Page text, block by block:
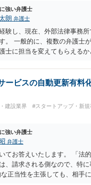
強い弁護士
朗 弁護士
験し、現在、外部法律事務
。 一般的に、複数の弁護士
士に担当を変えてもらえる
る弁護士を担当にすること
るのが通常でしょう。それ
、他の弁護士の担当案件が
るかと思います。 担当弁護
合には、決済権限を持つ上司
番かと思います。
ービスの自動更新有料
建設業界 #スタートアップ・新規
強い弁護士
弁護士
てお答えいたします。 「法
、請求される側なので、特
正当性を主張しても、相手